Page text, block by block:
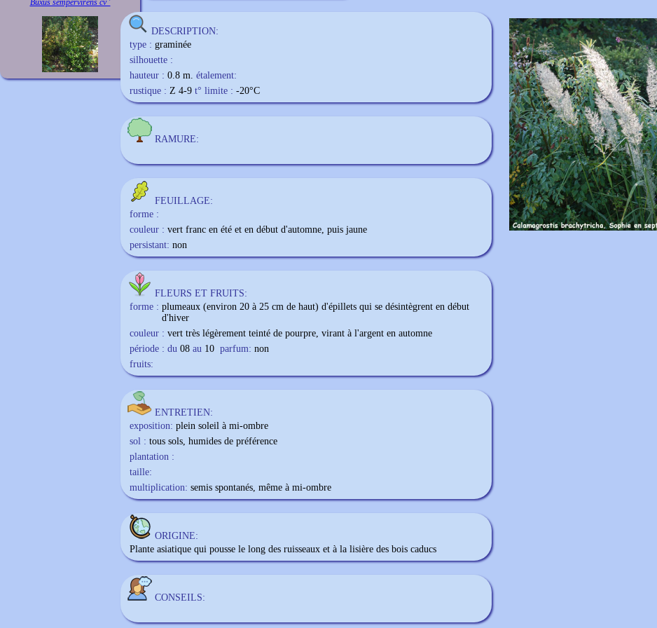
Buxus sempervirens cv '
DESCRIPTION:
type : graminée
silhouette :
hauteur : 0.8 m. étalement:
rustique : Z 4-9 t° limite : -20°C
RAMURE:
FEUILLAGE:
forme :
couleur : vert franc en été et en début d'automne, puis jaune
persistant: non
FLEURS ET FRUITS:
forme : plumeaux (environ 20 à 25 cm de haut) d'épillets qui se désintègrent en début
d'hiver
couleur : vert très légèrement teinté de pourpre, virant à l'argent en automne
période : du 08 au 10 parfum: non
fruits:
ENTRETIEN:
exposition: plein soleil à mi-ombre
sol : tous sols, humides de préférence
plantation :
taille:
multiplication: semis spontanés, même à mi-ombre
ORIGINE:
Plante asiatique qui pousse le long des ruisseaux et à la lisière des bois caducs
CONSEILS: